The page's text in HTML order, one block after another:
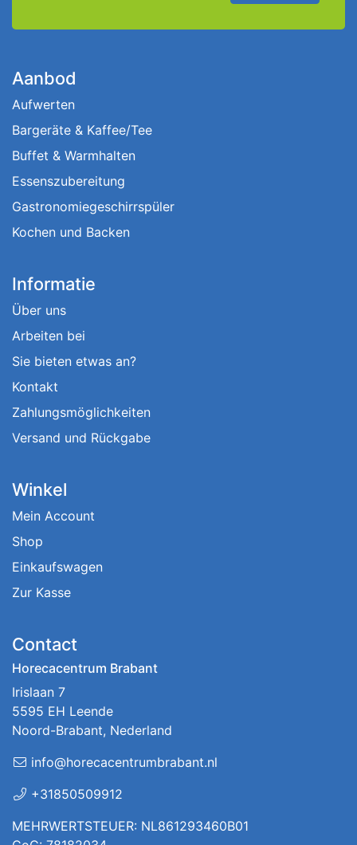
Aanbod
Aufwerten
Bargeräte & Kaffee/Tee
Buffet & Warmhalten
Essenszubereitung
Gastronomiegeschirrspüler
Kochen und Backen
Informatie
Über uns
Arbeiten bei
Sie bieten etwas an?
Kontakt
Zahlungsmöglichkeiten
Versand und Rückgabe
Winkel
Mein Account
Shop
Einkaufswagen
Zur Kasse
Contact
Horecacentrum Brabant
Irislaan 7
5595 EH Leende
Noord-Brabant, Nederland
info@horecacentrumbrabant.nl
+31850509912
MEHRWERTSTEUER: NL861293460B01